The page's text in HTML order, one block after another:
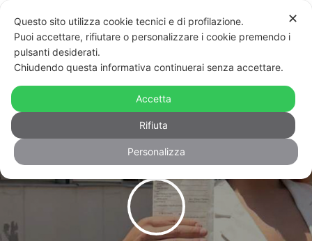
Al voto in drag: il voto per il
referendum si tinge d’arcobaleno
✕
Questo sito utilizza cookie tecnici e di profilazione.
Puoi accettare, rifiutare o personalizzare i cookie premendo i
pulsanti desiderati.
Chiudendo questa informativa continuerai senza accettare.
Accetta
Rifiuta
Personalizza